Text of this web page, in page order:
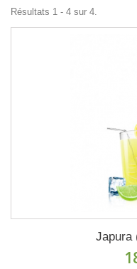
Résultats 1 - 4 sur 4.
Japura